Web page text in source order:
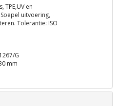
TPE,UV en
uitvoering,
Tolerantie: ISO
G
mm